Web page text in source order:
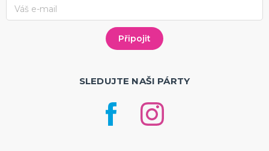
SLEDUJTE NAŠI PÁRTY